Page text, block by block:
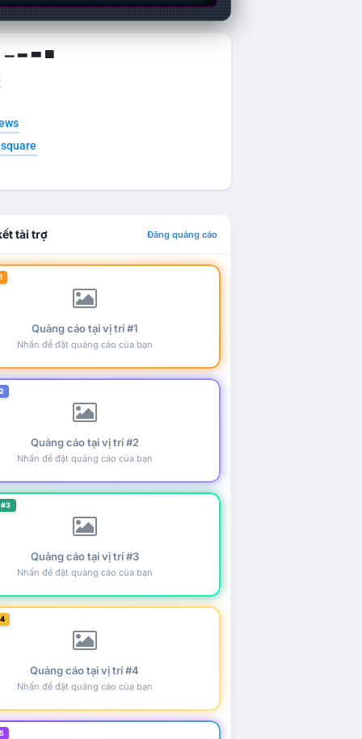
▁ ▂ ▃ ▄
tài trợ Đăng quảng cáo
Quảng cáo tại vị trí #1
Nhấn để đặt quảng cáo của bạn
Quảng cáo tại vị trí #2
Nhấn để đặt quảng cáo của bạn
Quảng cáo tại vị trí #3
Nhấn để đặt quảng cáo của bạn
Quảng cáo tại vị trí #4
Nhấn để đặt quảng cáo của bạn